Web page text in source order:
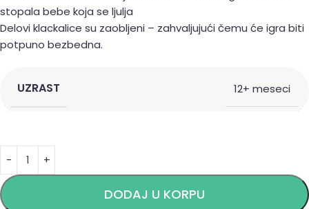
stopala bebe koja se ljulja
Delovi klackalice su zaobljeni – zahvaljujući čemu će igra biti
potpuno bezbedna.
UZRAST 12+ meseci
DODAJ U KORPU
Alternative: